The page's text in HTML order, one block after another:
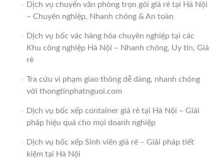
Dịch vụ chuyển văn phòng trọn gói giá rẻ tại Hà Nội
– Chuyên nghiệp, Nhanh chóng & An toàn
Dịch vụ bốc vác hàng hóa chuyên nghiệp tại các
Khu công nghiệp Hà Nội – Nhanh chóng, Uy tín, Giá
rẻ
Tra cứu vi phạm giao thông dễ dàng, nhanh chóng
với thongtinphatnguoi.com
Dịch vụ bốc xếp container giá rẻ tại Hà Nội – Giải
pháp hiệu quả cho mọi doanh nghiệp
Dịch vụ bốc xếp Sinh viên giá rẻ – Giải pháp tiết
kiệm tại Hà Nội